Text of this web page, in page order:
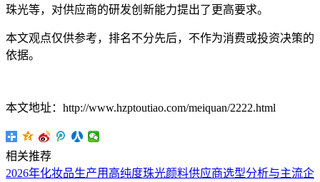
珠光等，对供应商的研发创新能力提出了更高要求。
本文观点仅供参考，排名不分先后，不作为消费或投资决策的
依据。
本文地址：http://www.hzptoutiao.com/meiquan/2222.html
相关推荐
2026年化妆品生产用高纯度珠光颜料供应商选型分析与主流企